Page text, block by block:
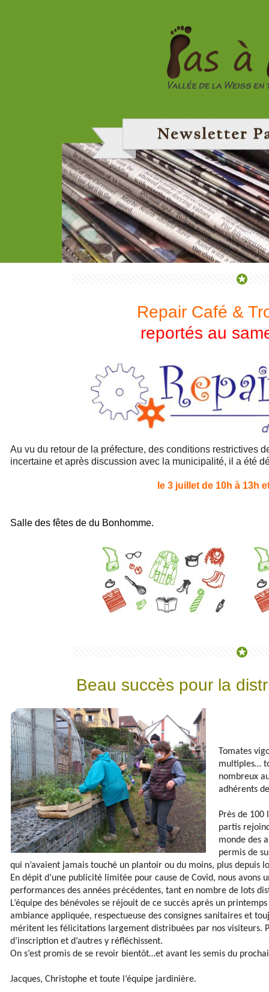
Repair Café &
reportés au
Au vu du retour de la préfecture, des conditions restrictives
incertaine et après discussion avec la municipalité, il a été
le 3 juilletde 10h à 13h
Salle des fêtes de du Bonhomme.
Beau succès pour la
Tomates
multiples…
nombreux
adhérents
Près de
partis
monde des
permis de
qui n’avaient jamais touché un plantoir ou du moins, plus depuis
En dépit d’une publicité limitée pour cause de Covid, nous avons
performances des années précédentes, tant en nombre de lots
L’équipe des bénévoles se réjouit de ce succès après un
ambiance appliquée, respectueuse des consignes sanitaires et
méritent les félicitations largement distribuées par nos visiteurs.
d’inscription et d’autres y réfléchissent.
On s’est promis de se revoir bientôt…et avant les semis du
Jacques, Christophe et toute l’équipe jardinière.